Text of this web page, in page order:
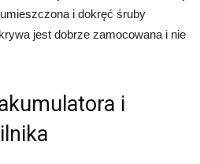
i dokręć śruby
jest dobrze zamocowana i nie
i